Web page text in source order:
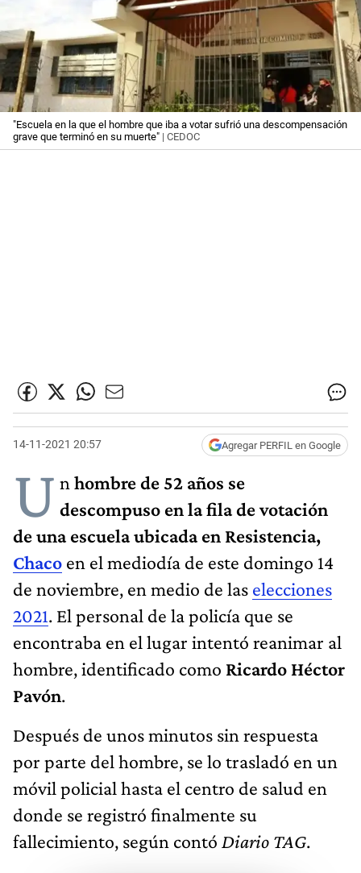
"Escuela en la que el hombre que iba a votar sufrió una descompensación
grave que terminó en su muerte" | CEDOC
14-11-2021 20:57 Agregar PERFIL en Google
U n hombre de 52 años se
descompuso en la fila de votación
de una escuela ubicada en Resistencia,
Chaco en el mediodía de este domingo 14
de noviembre, en medio de las elecciones
2021. El personal de la policía que se
encontraba en el lugar intentó reanimar al
hombre, identificado como Ricardo Héctor
Pavón.
Después de unos minutos sin respuesta
por parte del hombre, se lo trasladó en un
móvil policial hasta el centro de salud en
donde se registró finalmente su
fallecimiento, según contó Diario TAG.